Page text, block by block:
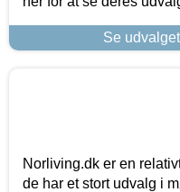
Se
Norliving.dk er en
de har et stort udvalg i